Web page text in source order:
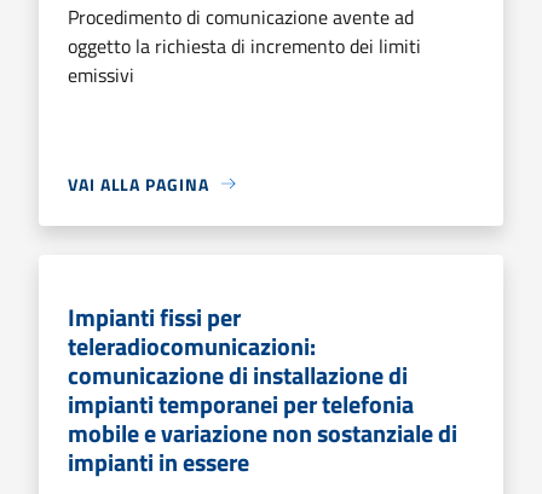
Procedimento di comunicazione avente ad
oggetto la richiesta di incremento dei limiti
emissivi
VAI ALLA PAGINA
Impianti fissi per
teleradiocomunicazioni:
comunicazione di installazione di
impianti temporanei per telefonia
mobile e variazione non sostanziale di
impianti in essere